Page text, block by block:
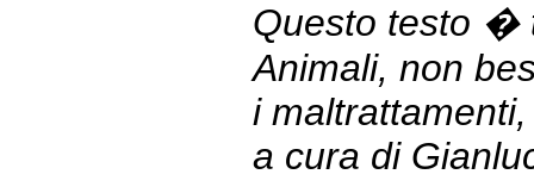
Questo testo �
Animali, non
i maltrattamenti,
a cura di